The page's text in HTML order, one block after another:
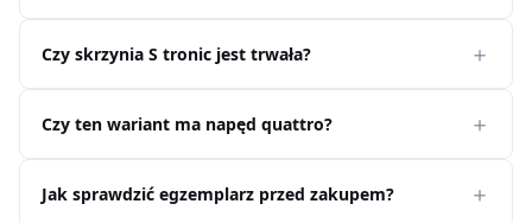
Czy skrzynia S tronic jest trwała?
Czy ten wariant ma napęd quattro?
Jak sprawdzić egzemplarz przed zakupem?